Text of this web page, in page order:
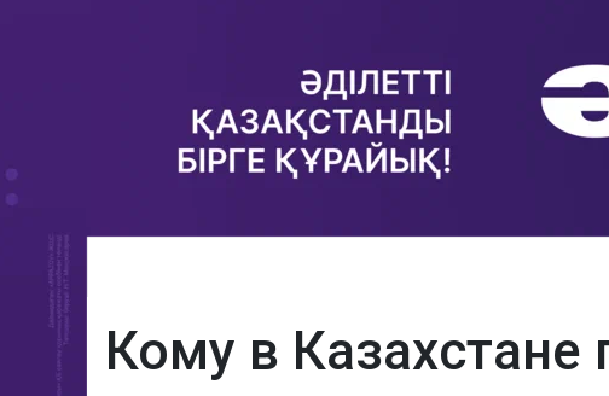
Кому в Казахстане